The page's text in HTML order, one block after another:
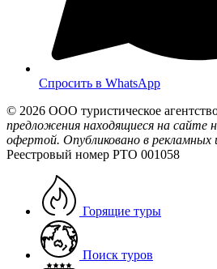
Спросить в WhatsApp
© 2026 ООО туристическое
предложения находящиеся на сайте
офертой. Опубликовано в рекламных
Реестровый номер РТО 001058
Горящие туры
Поиск туров